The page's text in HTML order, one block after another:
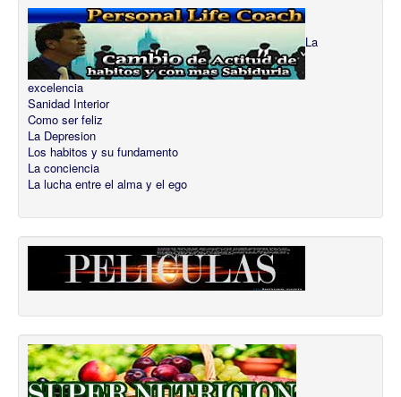
La
excelencia
Sanidad Interior
Como ser feliz
La Depresion
Los habitos y su fundamento
La conciencia
La lucha entre el alma y el ego